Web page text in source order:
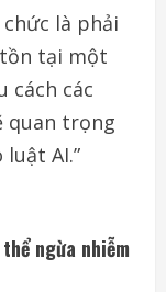
là phải
tại một
cách các
quan trọng
AI.”
ngừa nhiễm